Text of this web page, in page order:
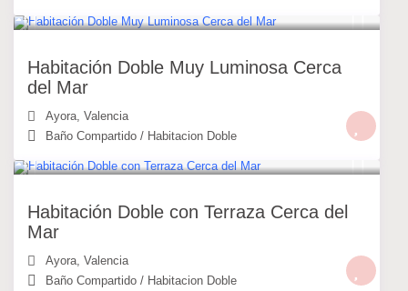
Habitación Doble Muy Luminosa Cerca
del Mar
Ayora,Valencia
Baño Compartido / Habitacion Doble
Habitación Doble con Terraza Cerca del
Mar
Ayora,Valencia
Baño Compartido / Habitacion Doble